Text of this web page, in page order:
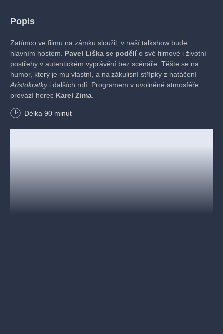
Popis
Zatímco ve filmu na zámku sloužil, v naší talkshow bude
hlavním hostem. Pavel Liška se podělí o své filmové i životní
postřehy v autentickém vyprávění bez scénáře. Těšte se na
humor, který je mu vlastní, a na zákulisní střípky z natáčení
Aristokratkyi dalších rolí. Programem v uvolněné atmosféře
provází herec Karel Zima.
Délka 90 minut